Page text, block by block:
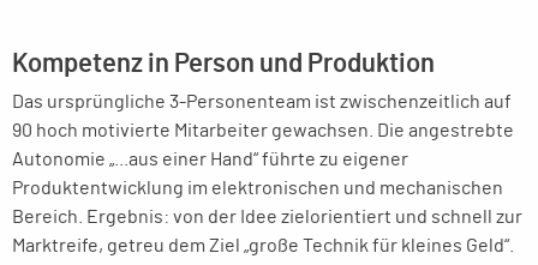
Kompetenz in Person und Produktion
Das ursprüngliche 3-Personenteam ist zwischenzeitlich auf
90 hoch motivierte Mitarbeiter gewachsen. Die angestrebte
Autonomie „...aus einer Hand“ führte zu eigener
Produktentwicklung im elektronischen und mechanischen
Bereich. Ergebnis: von der Idee zielorientiert und schnell zur
Marktreife, getreu dem Ziel „große Technik für kleines Geld“.